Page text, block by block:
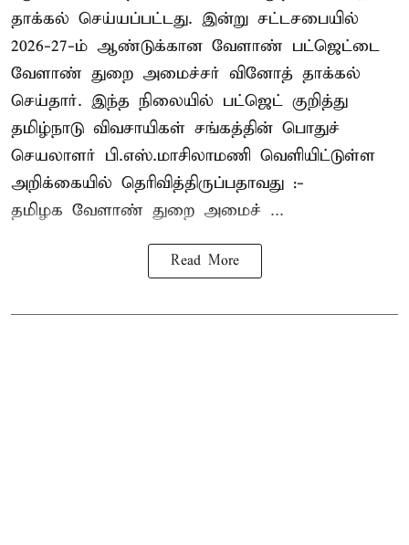
தாக்கல் செய்யப்பட்டது. இன்று சட்டசபையில்
2026-27-ம் ஆண்டுக்கான வேளாண் பட்ஜெட்டை
வேளாண் துறை அமைச்சர் வினோத் தாக்கல்
செய்தார். இந்த நிலையில் பட்ஜெட் குறித்து
தமிழ்நாடு விவசாயிகள் சங்கத்தின் பொதுச்
செயலாளர் பி.எஸ்.மாசிலாமணி வெளியிட்டுள்ள
அறிக்கையில் தெரிவித்திருப்பதாவது :-
தமிழக வேளாண் துறை அமைச் ...
Read More